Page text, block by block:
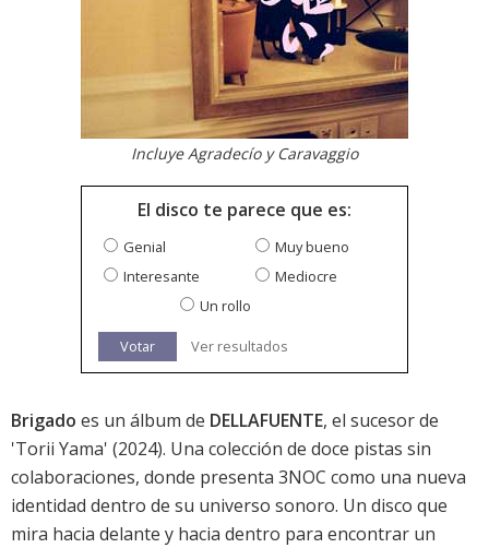
Incluye Agradecío y Caravaggio
El disco te parece que es:
Genial
Muy bueno
Interesante
Mediocre
Un rollo
Votar Ver resultados
Brigado es un álbum de DELLAFUENTE, el sucesor de
'Torii Yama' (2024). Una colección de doce pistas sin
colaboraciones, donde presenta 3NOC como una nueva
identidad dentro de su universo sonoro. Un disco que
mira hacia delante y hacia dentro para encontrar un